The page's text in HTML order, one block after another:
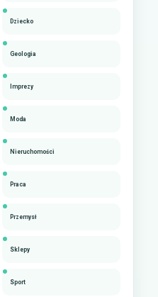
Dziecko
Geologia
Imprezy
Moda
Nieruchomości
Praca
Przemysł
Sklepy
Sport